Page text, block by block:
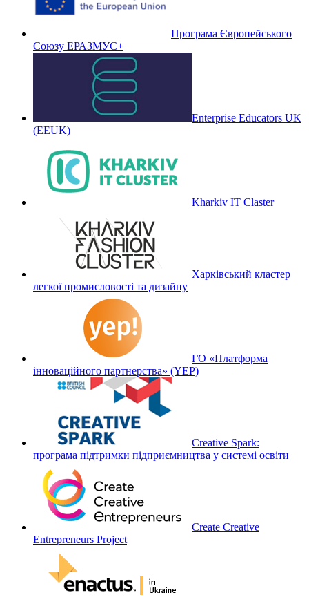
Програма Європейського
Союзу ЕРАЗМУС+
Enterprise Educators UK
(EEUK)
Kharkiv IT Claster
Харківський кластер
легкої промисловості та дизайну
ГО «Платформа
інноваційного партнерства» (YEP)
Creative Spark:
програма підтримки підприємництва у системі освіти
Create Creative
Entrepreneurs Project